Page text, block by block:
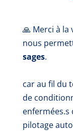
🙏 Merci à la
nous
sages.
car au fil du
de
pilotage